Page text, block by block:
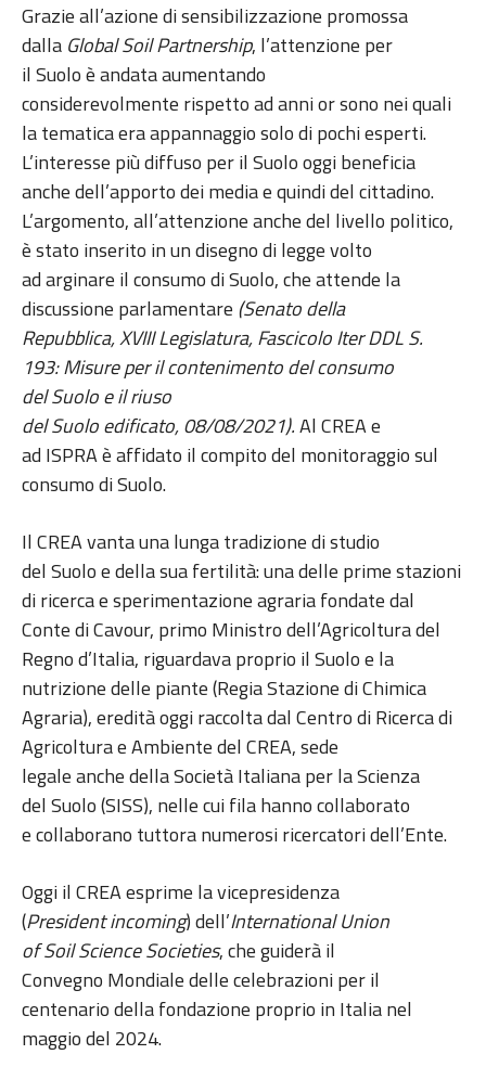
Grazie all’azione di sensibilizzazione promossa
dalla Global Soil Partnership, l’attenzione per
il Suolo è andata aumentando
considerevolmente rispetto ad anni or sono nei quali
la tematica era appannaggio solo di pochi esperti.
L’interesse più diffuso per il Suolo oggi beneficia
anche dell’apporto dei media e quindi del cittadino.
L’argomento, all’attenzione anche del livello politico,
è stato inserito in un disegno di legge volto
ad arginare il consumo di Suolo, che attende la
discussione parlamentare (Senato della
Repubblica, XVIII Legislatura, Fascicolo Iter DDL S.
193: Misure per il contenimento del consumo
del Suolo e il riuso
del Suolo edificato, 08/08/2021).Al CREA e
ad ISPRA è affidato il compito del monitoraggio sul
consumo di Suolo.
Il CREA vanta una lunga tradizione di studio
del Suolo e della sua fertilità: una delle prime stazioni
di ricerca e sperimentazione agraria fondate dal
Conte di Cavour, primo Ministro dell’Agricoltura del
Regno d’Italia, riguardava proprio il Suolo e la
nutrizione delle piante (Regia Stazione di Chimica
Agraria), eredità oggi raccolta dal Centro di Ricerca di
Agricoltura e Ambiente del CREA, sede
legale anche della Società Italiana per la Scienza
del Suolo (SISS), nelle cui fila hanno collaborato
e collaborano tuttora numerosi ricercatori dell’Ente.
Oggi il CREA esprime la vicepresidenza
(President incoming) dell’International Union
of Soil Science Societies, che guiderà il
Convegno Mondiale delle celebrazioni per il
centenario della fondazione proprio in Italia nel
maggio del 2024.